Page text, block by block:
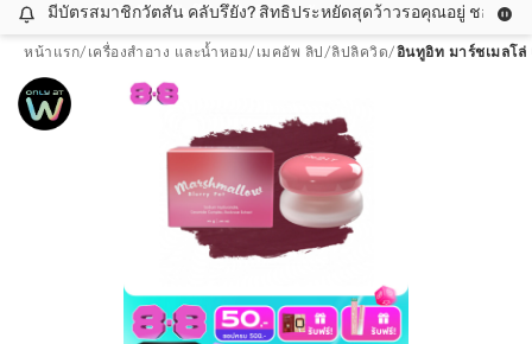
มีบัตรสมาชิกวัตสัน คลับรึยัง? สิทธิประหยัดสุดว้าวรอคุณอยู่ ชอปคุ้มกว่าเดิม คลิก!
มีบัตรสมาชิกวัตสัน คลับรึยัง? สิทธิประหยัดสุดว้าวรอคุณอยู่ ชอปคุ้มก
หน้าแรก/ เครื่องสำอาง และน้ำหอม/ เมคอัพ ลิป /ลิปลิควิด/อินทูอิท มาร์ชเมลโล่